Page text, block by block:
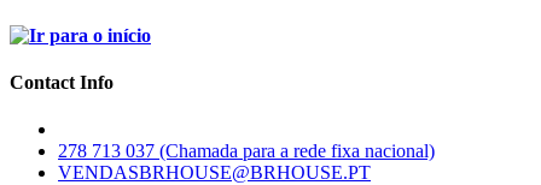
Contact Info
278 713 037 (Chamada para a rede fixa nacional)
VENDASBRHOUSE@BRHOUSE.PT